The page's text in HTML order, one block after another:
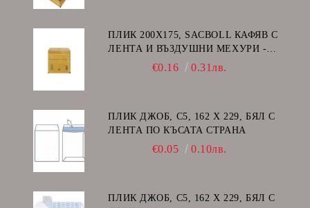
ПЛИК 200Х175, SACBOLL КАФЯВ С
ЛЕНТА И ВЪЗДУШНИ МЕХУРИ -
€0.16 0.31лв.
ПЛИК ДЖОБ, C5, 162 Х 229, БЯЛ С
ЛЕНТА ПО КЪСАТА СТРАНА
€0.05 0.10лв.
ПЛИК ДЖОБ, C5, 162 Х 229, БЯЛ С